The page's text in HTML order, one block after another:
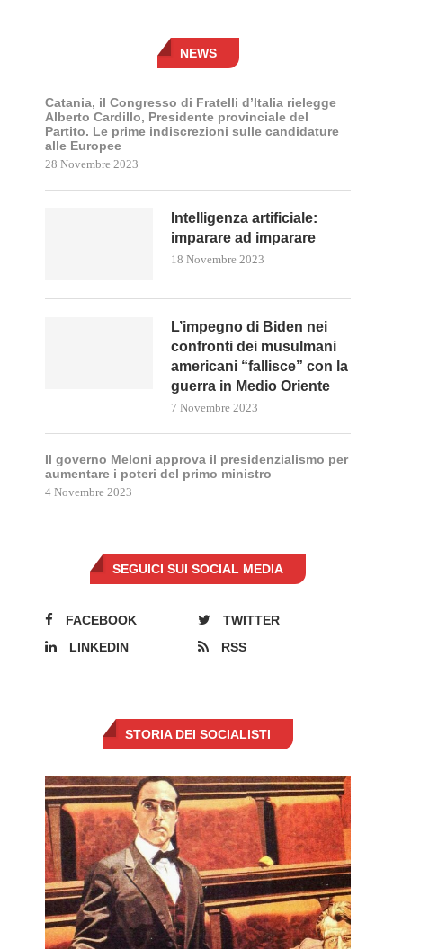
NEWS
Catania, il Congresso di Fratelli d’Italia rielegge
Alberto Cardillo, Presidente provinciale del
Partito. Le prime indiscrezioni sulle candidature
alle Europee
28 Novembre 2023
Intelligenza artificiale:
imparare ad imparare
18 Novembre 2023
L’impegno di Biden nei
confronti dei musulmani
americani “fallisce” con la
guerra in Medio Oriente
7 Novembre 2023
Il governo Meloni approva il presidenzialismo per
aumentare i poteri del primo ministro
4 Novembre 2023
SEGUICI SUI SOCIAL MEDIA
FACEBOOK
TWITTER
LINKEDIN
RSS
STORIA DEI SOCIALISTI